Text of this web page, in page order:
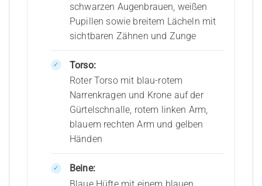
schwarzen Augenbrauen, weißen
Pupillen sowie breitem Lächeln mit
sichtbaren Zähnen und Zunge
Torso:
Roter Torso mit blau-rotem
Narrenkragen und Krone auf der
Gürtelschnalle, rotem linken Arm,
blauem rechten Arm und gelben
Händen
Beine: